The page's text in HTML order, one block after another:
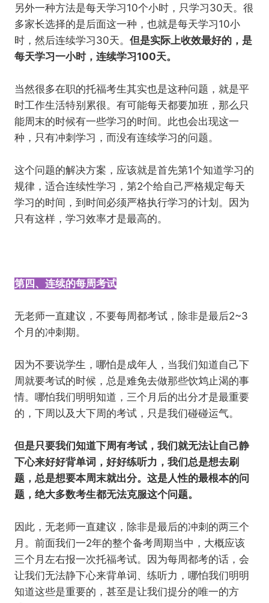
另外一种方法是每天学习10个小时，只学习30天。很
多家长选择的是后面这一种，也就是每天学习10小
时，然后连续学习30天。 但是实际上收效最好的，是
每天学习一小时，连续学习100天。
当然很多在职的托福考生其实也是这种问题，就是平
时工作生活特别累很。有可能每天都要加班，那么只
能周末的时候有一些学习的时间。此也会出现这一
种，只有冲刺学习，而没有连续学习的问题。
这个问题的解决方案，应该就是首先第1个知道学习的
规律，适合连续性学习，第2个给自己严格规定每天
学习的时间，到时间必须严格执行学习的计划。因为
只有这样，学习效率才是最高的。
第四、连续的每周考试
无老师一直建议，不要每周都考试，除非是最后2~3
个月的冲刺期。
因为不要说学生，哪怕是成年人，当我们知道自己下
周就要考试的时候，总是难免去做那些饮鸩止渴的事
情。哪怕我们明明知道，三个月后的出分才是最重要
的，下周以及大下周的考试，只是我们碰碰运气。
但是只要我们知道下周有考试，我们就无法让自己静
下心来好好背单词，好好练听力，我们总是想去刷
题，总是想要本周末就出分。这是人性的最根本的问
题，绝大多数考生都无法克服这个问题。
因此，无老师一直建议，除非是最后的冲刺的两三个
月。前面我们一2年的整个备考周期当中，大概应该
三个月左右报一次托福考试。因为每周都考的话，会
让我们无法静下心来背单词、练听力，哪怕我们明明
知道这些是重要的，甚至是让我们提分的唯一的方